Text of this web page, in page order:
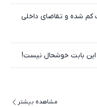
کم شده و تقاضای داخلی
این بابت خوشحال نیست!
مشاهده بیشتر